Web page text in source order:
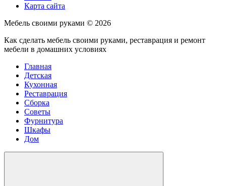
Карта сайта
Мебель своими руками © 2026
Как сделать мебель своими руками, реставрация и ремонт
мебели в домашних условиях
Главная
Детская
Кухонная
Реставрация
Сборка
Советы
Фурнитура
Шкафы
Дом